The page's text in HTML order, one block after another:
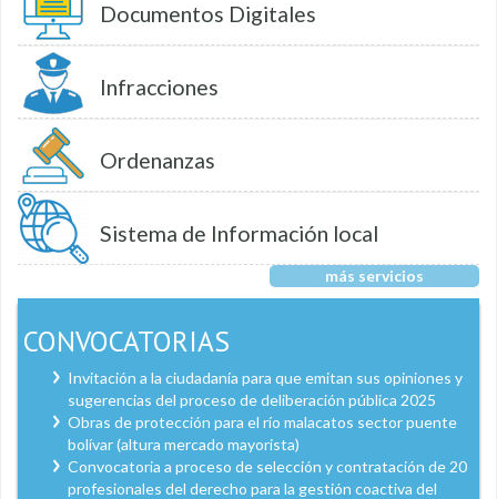
Documentos Digitales
Infracciones
Ordenanzas
Sistema de Información local
más servicios
CONVOCATORIAS
Invitación a la ciudadanía para que emitan sus opiniones y
sugerencias del proceso de deliberación pública 2025
Obras de protección para el río malacatos sector puente
bolívar (altura mercado mayorista)
Convocatoria a proceso de selección y contratación de 20
profesionales del derecho para la gestión coactiva del